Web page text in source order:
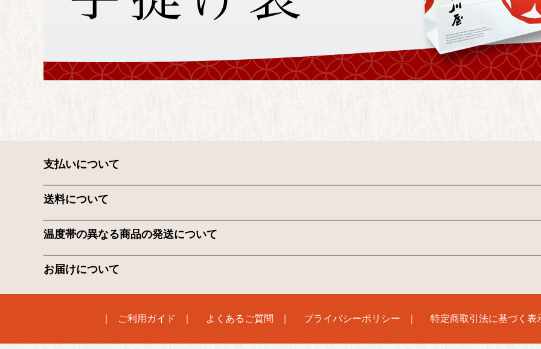
支払いについて
送料について
温度帯の異なる商品の発送について
お届けについて
ご利用ガイド よくあるご質問 プライバシーポリシー 特定商取引法に基づく表